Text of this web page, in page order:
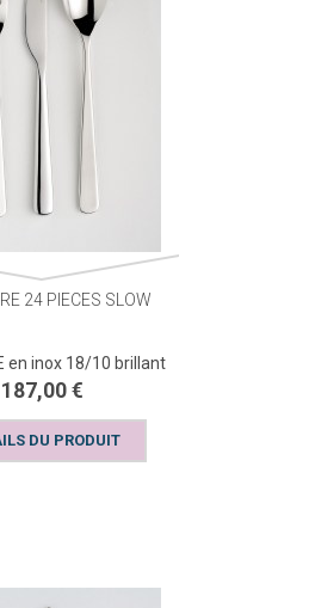
24 PIECES SLOW
en inox 18/10 brillant
187,00 €
DU PRODUIT